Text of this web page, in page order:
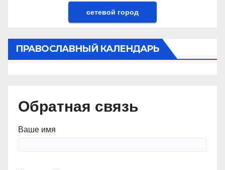
сетевой город
ПРАВОСЛАВНЫЙ КАЛЕНДАРЬ
Обратная связь
Ваше имя